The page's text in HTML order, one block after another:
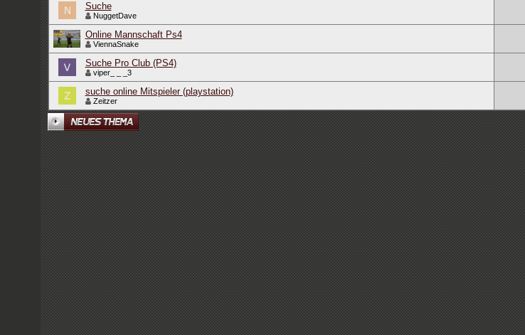
Suche
NuggetDave
Online Mannschaft Ps4
ViennaSnake
Suche Pro Club (PS4)
viper_ _ _3
suche online Mitspieler (playstation)
Zeitzer